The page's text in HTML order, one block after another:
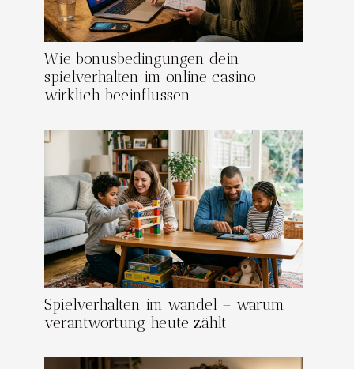
Wie bonusbedingungen dein
spielverhalten im online casino
wirklich beeinflussen
Spielverhalten im wandel – warum
verantwortung heute zählt